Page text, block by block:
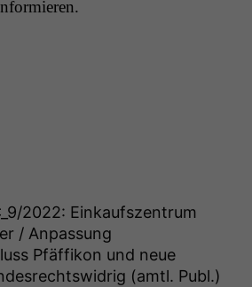
/2022: Einkaufszentrum
/ Anpassung
Pfäffikon und neue
(amtl. Publ.)